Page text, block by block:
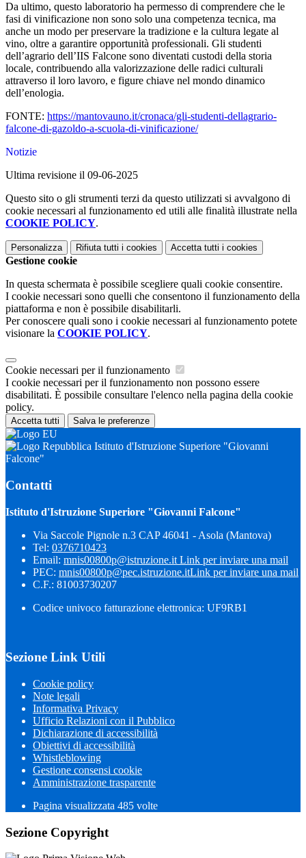
Da ultimo, questo laboratorio ha permesso di comprendere che le
fasi di vinificazione non sono solo una competenza tecnica, ma
anche un modo per preservare la tradizione e la cultura legate al
vino, oltre a garantire opportunità professionali. Gli studenti
dell’agrario dell’IIS Falcone sono diventati custodi della storia
locale, contribuendo alla valorizzazione delle radici culturali
attraverso il loro lavoro, e figure chiave nel mondo dinamico
dell’enologia.
FONTE: https://mantovauno.it/cronaca/gli-studenti-dellagrario-
falcone-di-gazoldo-a-scuola-di-vinificazione/
Notizie
Ultima revisione il 09-06-2025
Questo sito o gli strumenti terzi da questo utilizzati si avvalgono di
cookie necessari al funzionamento ed utili alle finalità illustrate nella
COOKIE POLICY.
Personalizza Rifiuta tutti i cookies Accetta tutti i cookies
Gestione cookie
In questa schermata è possibile scegliere quali cookie consentire.
I cookie necessari sono quelli che consentono il funzionamento della
piattaforma e non è possibile disabilitarli.
Per conoscere quali sono i cookie necessari al funzionamento potete
visionare la COOKIE POLICY.
Cookie necessari per il funzionamento
I cookie necessari per il funzionamento non possono essere
disabilitati. È possibile consultare l'elenco nella pagina della cookie
policy.
Accetta tutti Salva le preferenze
Istituto d'Istruzione Superiore "Giovanni
Falcone"
Contatti
Istituto d'Istruzione Superiore "Giovanni Falcone"
Via Saccole Pignole n.3 CAP 46041 - Asola (Mantova)
Tel: 0376710423
Email: mnis00800p@istruzione.it Link per inviare una mail
PEC: mnis00800p@pec.istruzione.itLink per inviare una mail
C.F.: 81003730207
Codice univoco fatturazione elettronica: UF9RB1
Sezione Link Utili
Cookie policy
Note legali
Informativa Privacy
Ufficio Relazioni con il Pubblico
Dichiarazione di accessibilità
Obiettivi di accessibilità
Whistleblowing
Gestione consensi cookie
Amministrazione trasparente
Pagina visualizzata 485 volte
Sezione Copyright